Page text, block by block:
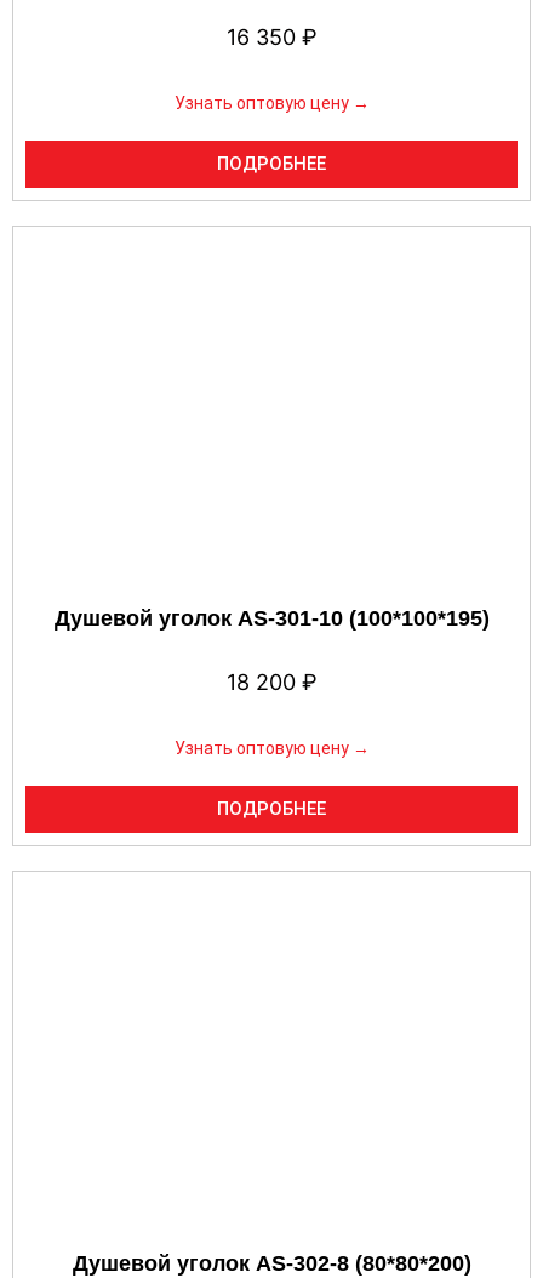
16 350 ₽
Узнать оптовую цену →
ПОДРОБНЕЕ
Душевой уголок AS-301-10 (100*100*195)
18 200 ₽
Узнать оптовую цену →
ПОДРОБНЕЕ
Душевой уголок AS-302-8 (80*80*200)